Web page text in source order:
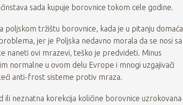
sada kupuje borovnice tokom cele godine.
tržištu borovnice, kada je u pitanju domaća
jer je Poljska nedavno morala da se nosi sa
naneti ovi mrazevi, teško je predvideti. Minus
normalne u ovom delu Evrope i mnogi uzgajivači
anti-frost sisteme protiv mraza.
ili neznatna korekcija količine borovnice uzrokovana